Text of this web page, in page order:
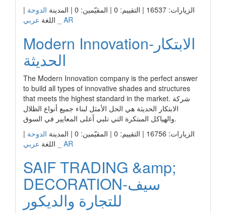
الزيارات: 16537 | التقييم: 0 | المقيّمين: 0 | المدينة
الدوحة |
اللغة عربي _ AR
Modern Innovation-الابتكار
الحديثة
The Modern Innovation company is the perfect answer
to build all types of innovative shades and structures
that meets the highest standard in the market. شركة
الابتكار الحديثة هي الحل الأمثل لبناء جميع أنواع الظلال
والهياكل المبتكرة التي تلبي أعلى المعايير في السوق.
الزيارات: 16756 | التقييم: 0 | المقيّمين: 0 | المدينة
الدوحة |
اللغة عربي _ AR
SAIF TRADING &amp;
DECORATION-سيف
للتجارة والديكور